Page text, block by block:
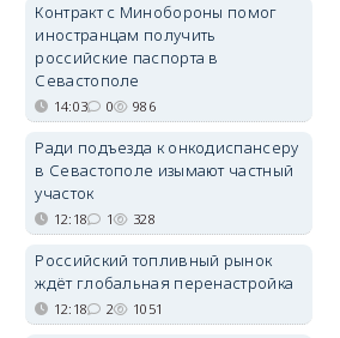
Контракт с Минобороны помог
иностранцам получить
российские паспорта в
Севастополе
14:03 0 986
Ради подъезда к онкодиспансеру
в Севастополе изымают частный
участок
12:18 1 328
Российский топливный рынок
ждёт глобальная перенастройка
12:18 2 1051